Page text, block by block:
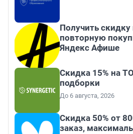
Получить
повторную
Яндекс Афише
Скидка 15% на
подборки
До 6 августа, 2026
Скидка 50% от
заказ,